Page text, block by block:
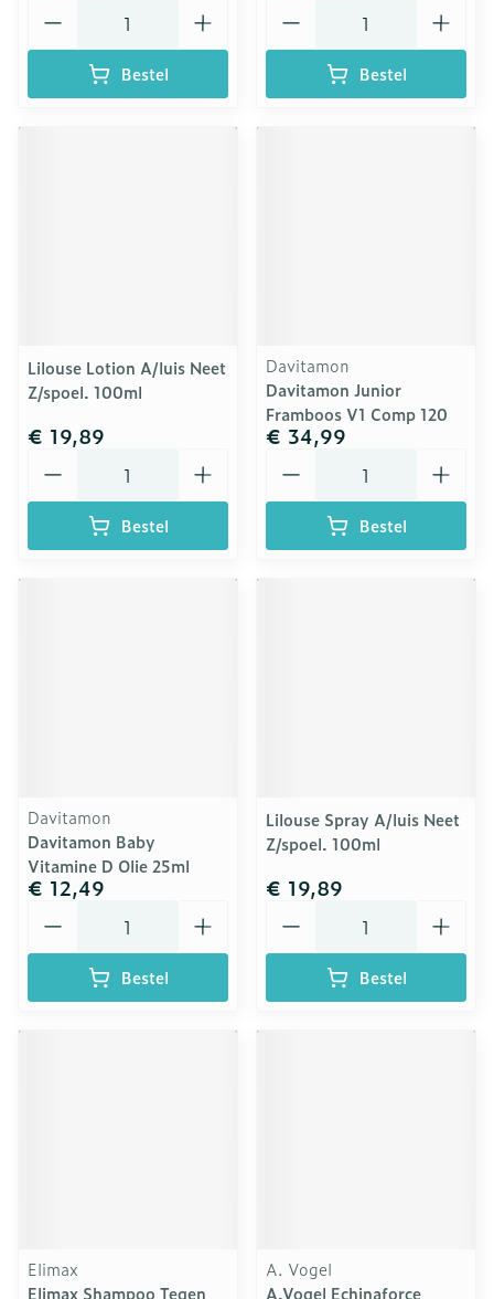
Bestel Bestel
Lilouse Lotion A/luis Neet
Z/spoel. 100ml
€ 19,89
Bestel
Davitamon
Davitamon Junior
Framboos V1 Comp 120
€ 34,99
Bestel
Davitamon
Davitamon Baby
Vitamine D Olie 25ml
€ 12,49
Bestel
Lilouse Spray A/luis Neet
Z/spoel. 100ml
€ 19,89
Bestel
Elimax
Elimax Shampoo Tegen
A. Vogel
A.Vogel Echinaforce